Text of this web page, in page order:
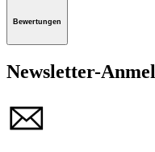
Bewertungen
Newsletter-